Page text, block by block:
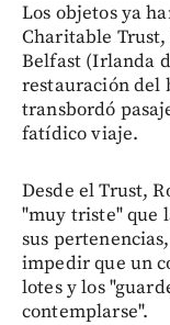
Los objetos ya
Charitable
Belfast (Irlanda
restauración del
transbordó
fatídico viaje.
Desde el Trust,
"muy triste" que
sus
impedir que un
lotes y los
contemplarse".